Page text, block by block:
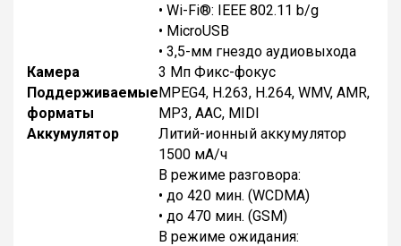
• Wi-Fi®: IEEE 802.11 b/g
• MicroUSB
• 3,5-мм гнездо аудиовыхода
Камера
3 Мп Фикс-фокус
Поддерживаемые
форматы
MPEG4, H.263, H.264, WMV, AMR,
MP3, AAC, MIDI
Аккумулятор
Литий-ионный аккумулятор
1500 мА/ч
В режиме разговора:
• до 420 мин. (WCDMA)
• до 470 мин. (GSM)
В режиме ожидания: